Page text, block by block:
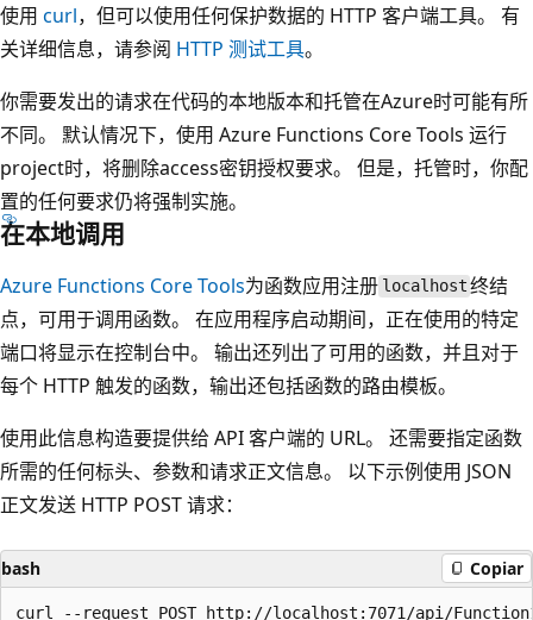
使用 curl，但可以使用任何保护数据的 HTTP 客户端工具。 有
关详细信息，请参阅 HTTP 测试工具。
你需要发出的请求在代码的本地版本和托管在Azure时可能有所
不同。 默认情况下，使用 Azure Functions Core Tools 运行
project时，将删除access密钥授权要求。 但是，托管时，你配
置的任何要求仍将强制实施。
在本地调用
Azure Functions Core Tools为函数应用注册 localhost 终结
点，可用于调用函数。 在应用程序启动期间，正在使用的特定
端口将显示在控制台中。 输出还列出了可用的函数，并且对于
每个 HTTP 触发的函数，输出还包括函数的路由模板。
使用此信息构造要提供给 API 客户端的 URL。 还需要指定函数
所需的任何标头、参数和请求正文信息。 以下示例使用 JSON
正文发送 HTTP POST 请求：
bash Copiar